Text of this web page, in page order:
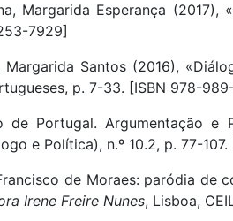
Margarida Esperança (2017),
7929]
Santos (2016),
p. 7-33. [ISBN 978-
Portugal. Argumentação e
e Política), n.º 10.2, p. 77-
de Moraes: paródia
Irene Freire Nunes, Lisboa,